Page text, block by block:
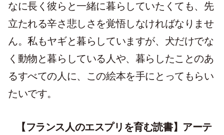
なに長く彼らと一緒に暮らしていたくても、先
立たれる辛さ悲しさを覚悟しなければなりませ
ん。私もヤギと暮らしていますが、犬だけでな
く動物と暮らしている人や、暮らしたことのあ
るすべての人に、この絵本を手にとってもらい
たいです。
【フランス人のエスプリを育む読書】アーテ